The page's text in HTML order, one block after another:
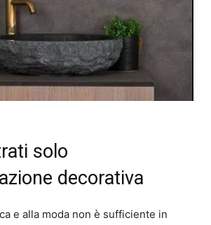
solo
decorativa
e alla moda non è sufficiente in